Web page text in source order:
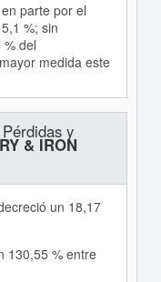
parte por el
%; sin
del
medida este
y
& IRON
un 18,17
130,55 % entre